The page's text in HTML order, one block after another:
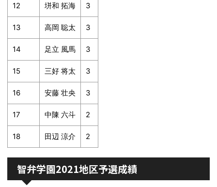
12 垪和 拓海 3
13 高岡 聡太 3
14 足立 風馬 3
15 三好 将太 3
16 安藤 壮央 3
17 中陳 六斗 2
18 田辺 涼介 2
智弁学園2021地区予選成績